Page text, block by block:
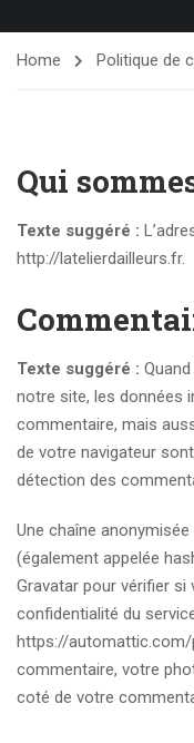
Home Politique de
Qui
Texte suggéré :
http://latelierdailleurs.fr.
Texte suggéré :
notre site, les données
commentaire, mais
de votre navigateur
détection des
Une chaîne
(également appelée
Gravatar pour vérifier si
confidentialité du
https://automattic.com/
commentaire, votre
coté de votre